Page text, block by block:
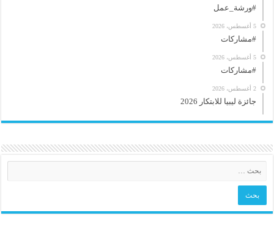
#ورشة_عمل
5 أغسطس، 2026
#مشاركات
5 أغسطس، 2026
#مشاركات
2 أغسطس، 2026
جائزة ليبيا للابتكار 2026